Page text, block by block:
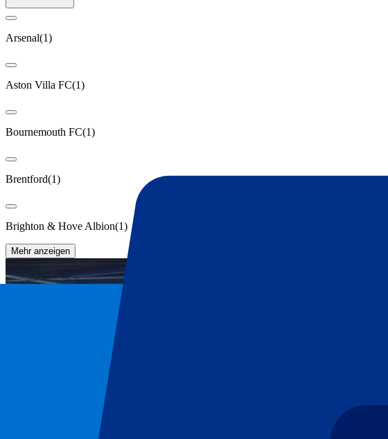
Arsenal(1)
Aston Villa FC(1)
Bournemouth FC(1)
Brentford(1)
Brighton & Hove Albion(1)
Mehr anzeigen
Chelsea FC